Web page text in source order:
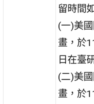
留時間
(一)美
畫，於
日在臺
(二)美
畫，於